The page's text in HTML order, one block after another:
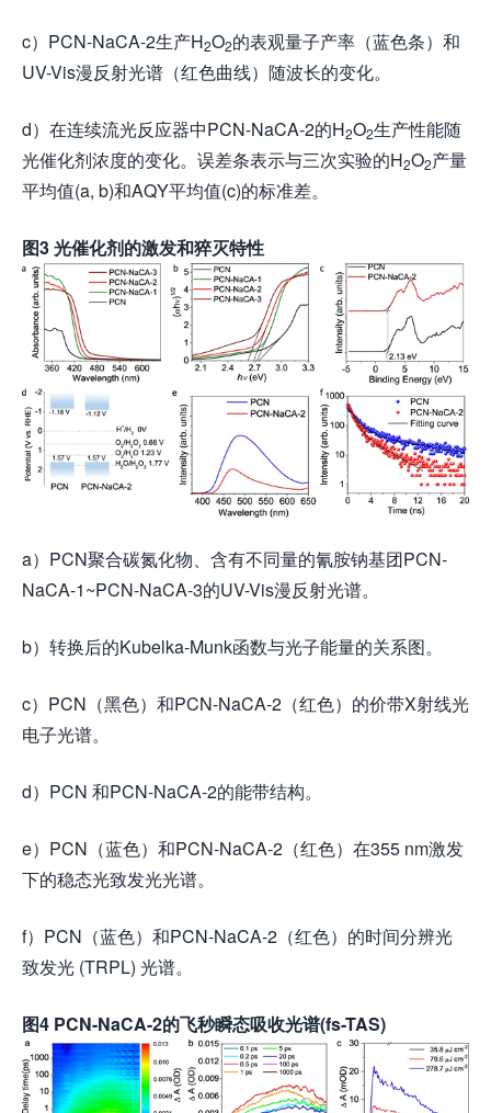
c）PCN-NaCA-2生产H2O2的表观量子产率（蓝色条）和
UV-Vis漫反射光谱（红色曲线）随波长的变化。
d）在连续流光反应器中PCN-NaCA-2的H2O2生产性能随
光催化剂浓度的变化。误差条表示与三次实验的H2O2产量
平均值(a, b)和AQY平均值(c)的标准差。
图3 光催化剂的激发和猝灭特性
a）PCN聚合碳氮化物、含有不同量的氰胺钠基团PCN-
NaCA-1~PCN-NaCA-3的UV-Vis漫反射光谱。
b）转换后的Kubelka-Munk函数与光子能量的关系图。
c）PCN（黑色）和PCN-NaCA-2（红色）的价带X射线光
电子光谱。
d）PCN 和PCN-NaCA-2的能带结构。
e）PCN（蓝色）和PCN-NaCA-2（红色）在355 nm激发
下的稳态光致发光光谱。
f）PCN（蓝色）和PCN-NaCA-2（红色）的时间分辨光
致发光 (TRPL) 光谱。
图4 PCN-NaCA-2的飞秒瞬态吸收光谱(fs-TAS)